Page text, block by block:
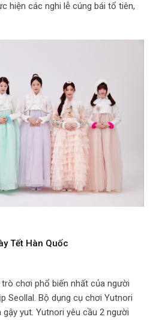
hiện các nghi lễ cúng bái tổ tiên,
Tết Hàn Quốc
chơi phổ biến nhất của người
Seollal. Bộ dụng cụ chơi Yutnori
yut. Yutnori yêu cầu 2 người